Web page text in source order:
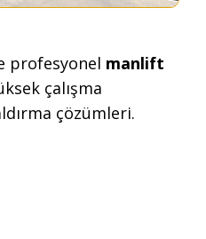
profesyonel manlift
çalışma
çözümleri.